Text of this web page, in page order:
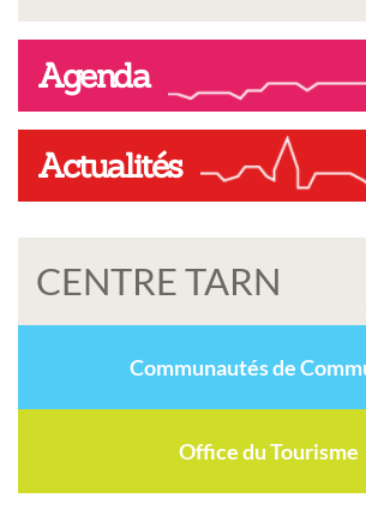
Agenda
Actualités
CENTRE TARN
Communautés de
Office du Tourisme